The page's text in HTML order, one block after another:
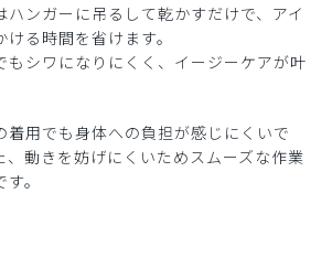
ハンガーに吊るして乾かすだけで、アイ
ける時間を省けます。
もシワになりにくく、イージーケアが叶
着用でも身体への負担が感じにくいで
、動きを妨げにくいためスムーズな作業
。